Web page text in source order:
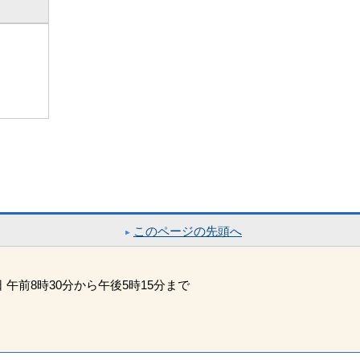
このページの先頭へ
前8時30分から午後5時15分まで